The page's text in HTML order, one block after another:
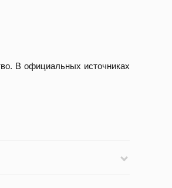
В официальных источниках